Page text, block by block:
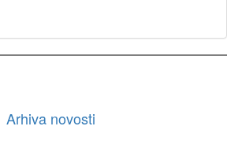
Arhiva novosti